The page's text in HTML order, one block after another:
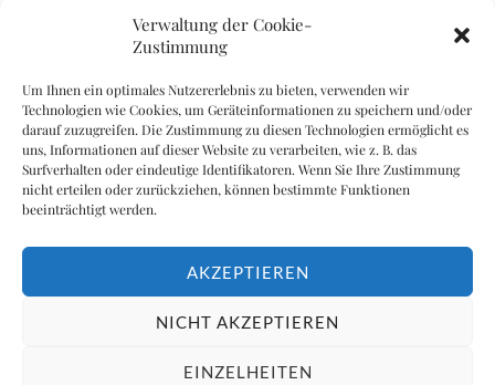
Verwaltung der Cookie-
Zustimmung
Um Ihnen ein optimales Nutzererlebnis zu bieten, verwenden wir
Technologien wie Cookies, um Geräteinformationen zu speichern und/oder
darauf zuzugreifen. Die Zustimmung zu diesen Technologien ermöglicht es
uns, Informationen auf dieser Website zu verarbeiten, wie z. B. das
Surfverhalten oder eindeutige Identifikatoren. Wenn Sie Ihre Zustimmung
nicht erteilen oder zurückziehen, können bestimmte Funktionen
beeinträchtigt werden.
AKZEPTIEREN
NICHT AKZEPTIEREN
EINZELHEITEN
Musik ist eine universelle Sprache, die Menschen auf
der ganzen Welt verbindet. Eine der wichtigsten
Elemente in der Musik ist der Rhythmus.
WORDPRESS & THEME ERSTELLT VON